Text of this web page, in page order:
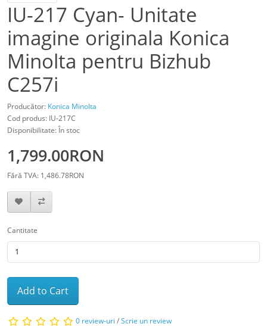
IU-217 Cyan- Unitate
imagine originala Konica
Minolta pentru Bizhub
C257i
Producător: Konica Minolta
Cod produs: IU-217C
Disponibilitate: În stoc
1,799.00RON
Fără TVA: 1,486.78RON
Cantitate
Add to Cart
0 review-uri /Scrie un review